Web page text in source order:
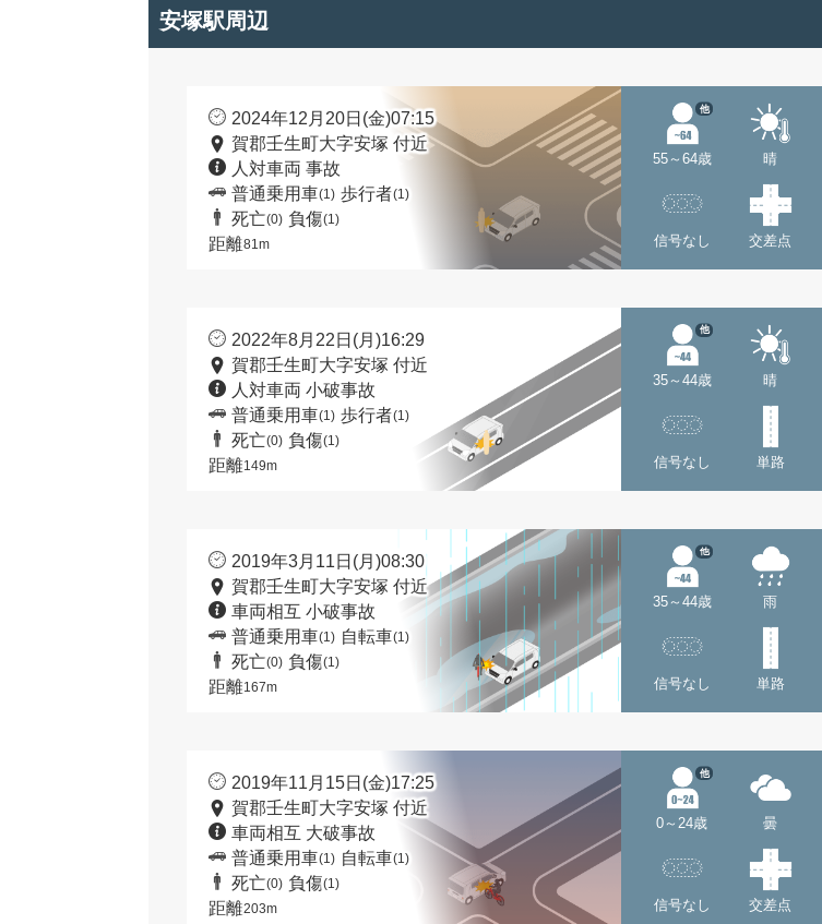
安塚駅周辺
2024年12月20日(金)07:15
賀郡壬生町大字安塚 付近
人対車両 事故
普通乗用車(1) 歩行者(1)
死亡(0) 負傷(1)
距離81m
55～64歳
他
晴
信号なし 交差点
2022年8月22日(月)16:29
賀郡壬生町大字安塚 付近
人対車両 小破事故
普通乗用車(1) 歩行者(1)
死亡(0) 負傷(1)
距離149m
35～44歳
他
晴
信号なし 単路
2019年3月11日(月)08:30
賀郡壬生町大字安塚 付近
車両相互 小破事故
普通乗用車(1) 自転車(1)
死亡(0) 負傷(1)
距離167m
35～44歳
他
雨
信号なし 単路
2019年11月15日(金)17:25
賀郡壬生町大字安塚 付近
車両相互 大破事故
普通乗用車(1) 自転車(1)
死亡(0) 負傷(1)
距離203m
0～24歳
他
曇
信号なし 交差点